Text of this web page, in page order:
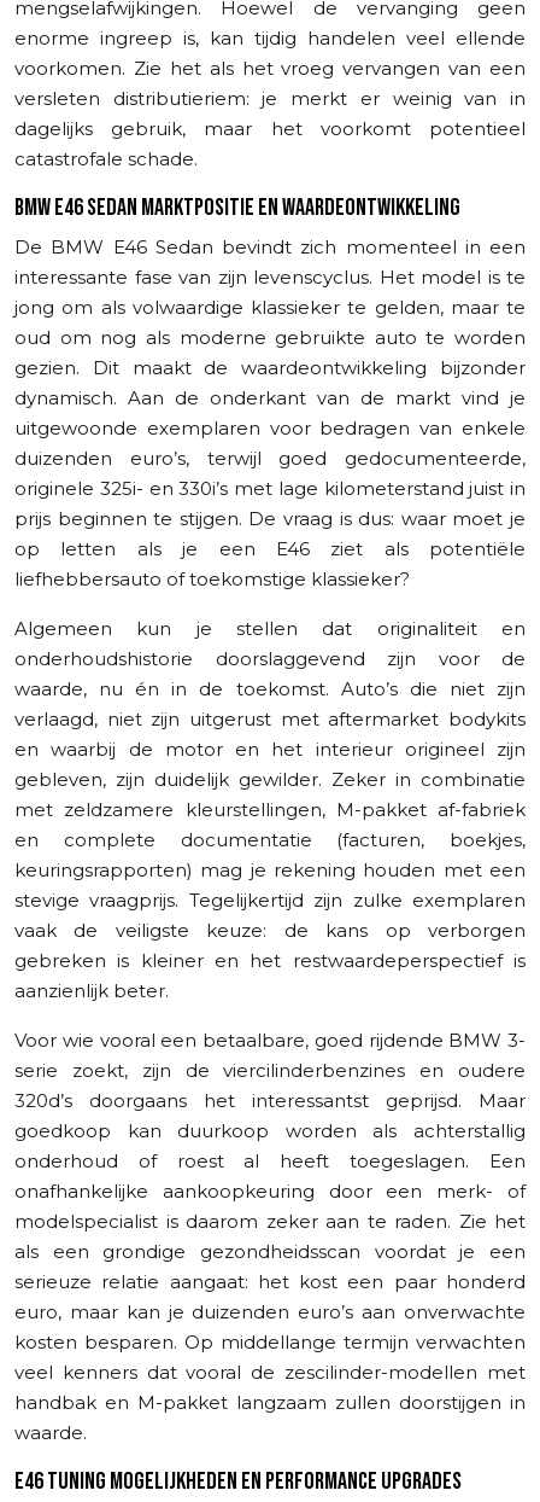
mengselafwijkingen. Hoewel de vervanging geen
enorme ingreep is, kan tijdig handelen veel ellende
voorkomen. Zie het als het vroeg vervangen van een
versleten distributieriem: je merkt er weinig van in
dagelijks gebruik, maar het voorkomt potentieel
catastrofale schade.
BMW E46 SEDAN MARKTPOSITIE EN WAARDEONTWIKKELING
De BMW E46 Sedan bevindt zich momenteel in een
interessante fase van zijn levenscyclus. Het model is te
jong om als volwaardige klassieker te gelden, maar te
oud om nog als moderne gebruikte auto te worden
gezien. Dit maakt de waardeontwikkeling bijzonder
dynamisch. Aan de onderkant van de markt vind je
uitgewoonde exemplaren voor bedragen van enkele
duizenden euro’s, terwijl goed gedocumenteerde,
originele 325i- en 330i’s met lage kilometerstand juist in
prijs beginnen te stijgen. De vraag is dus: waar moet je
op letten als je een E46 ziet als potentiële
liefhebbersauto of toekomstige klassieker?
Algemeen kun je stellen dat originaliteit en
onderhoudshistorie doorslaggevend zijn voor de
waarde, nu én in de toekomst. Auto’s die niet zijn
verlaagd, niet zijn uitgerust met aftermarket bodykits
en waarbij de motor en het interieur origineel zijn
gebleven, zijn duidelijk gewilder. Zeker in combinatie
met zeldzamere kleurstellingen, M-pakket af-fabriek
en complete documentatie (facturen, boekjes,
keuringsrapporten) mag je rekening houden met een
stevige vraagprijs. Tegelijkertijd zijn zulke exemplaren
vaak de veiligste keuze: de kans op verborgen
gebreken is kleiner en het restwaardeperspectief is
aanzienlijk beter.
Voor wie vooral een betaalbare, goed rijdende BMW 3-
serie zoekt, zijn de viercilinderbenzines en oudere
320d’s doorgaans het interessantst geprijsd. Maar
goedkoop kan duurkoop worden als achterstallig
onderhoud of roest al heeft toegeslagen. Een
onafhankelijke aankoopkeuring door een merk- of
modelspecialist is daarom zeker aan te raden. Zie het
als een grondige gezondheidsscan voordat je een
serieuze relatie aangaat: het kost een paar honderd
euro, maar kan je duizenden euro’s aan onverwachte
kosten besparen. Op middellange termijn verwachten
veel kenners dat vooral de zescilinder-modellen met
handbak en M-pakket langzaam zullen doorstijgen in
waarde.
E46 TUNING MOGELIJKHEDEN EN PERFORMANCE UPGRADES